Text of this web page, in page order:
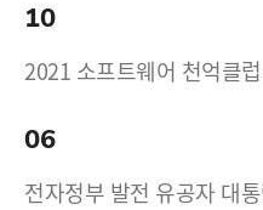
10
2021 소프트웨어 천억클
06
전자정부 발전 유공자 대